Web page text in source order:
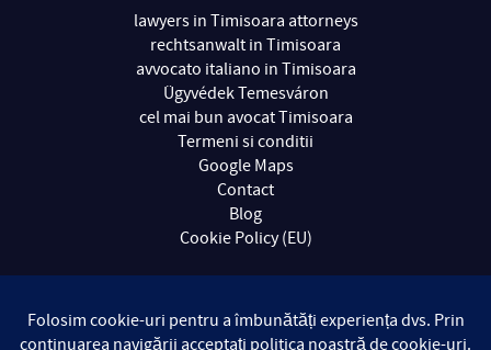
lawyers in Timisoara attorneys
rechtsanwalt in Timisoara
avvocato italiano in Timisoara
Ügyvédek Temesváron
cel mai bun avocat Timisoara
Termeni si conditii
Google Maps
Contact
Blog
Cookie Policy (EU)
Copyright © 2004-2026 Alexandru, Andreas și Asociații —
Avocați și Experți Contabili / Timisoara / Romania / Toate